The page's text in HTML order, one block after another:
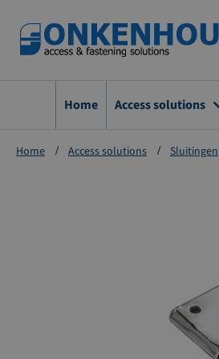
Home Access solutions
Home Access solutions Sluitingen